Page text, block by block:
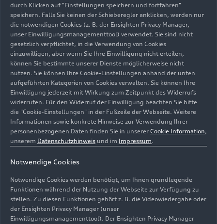
A3
A5
durch Klicken auf "Einstellungen speichern und fortfahren"
speichern. Falls Sie keinen der Schieberegler anklicken, werden nur
die notwendigen Cookies (z. B. der Ensighten Privacy Manager,
unser Einwilligungsmanagementtool) verwendet. Sie sind nicht
gesetzlich verpflichtet, in die Verwendung von Cookies
einzuwilligen, aber wenn Sie Ihre Einwilligung nicht erteilen,
können Sie bestimmte unserer Dienste möglicherweise nicht
nutzen. Sie können Ihre Cookie-Einstellungen anhand der unten
aufgeführten Kategorien von Cookies verwalten. Sie können Ihre
Einwilligung jederzeit mit Wirkung zum Zeitpunkt des Widerrufs
widerrufen. Für den Widerruf der Einwilligung beachten Sie bitte
die "Cookie-Einstellungen" in der Fußzeile der Webseite. Weitere
Informationen sowie konkrete Hinweise zur Verwendung Ihrer
personenbezogenen Daten finden Sie in unserer Cookie Information,
unserem Datenschutzhinweis und im Impressum.
Notwendige Cookies
Notwendige Cookies werden benötigt, um Ihnen grundlegende
Funktionen während der Nutzung der Webseite zur Verfügung zu
stellen. Zu diesen Funktionen gehört z. B. die Videowiedergabe oder
der Ensighten Privacy Manager (unser
Einwilligungsmanagementtool). Der Ensighten Privacy Manager